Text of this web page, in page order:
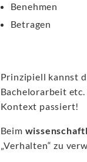
Benehmen
Betragen
Prinzipiell kannst
Bachelorarbeit
Kontext passiert!
Beim
„Verhalten“ zu